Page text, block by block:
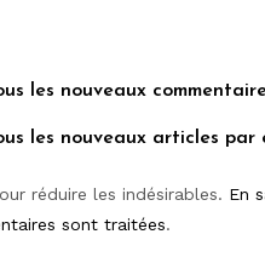
les nouveaux
les nouveaux articles par
réduire les indésirables. En
sont traitées.